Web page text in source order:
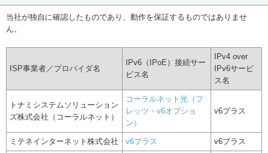
当社が独自に確認したものであり、動作を保証するものではありませ
ん。
ISP事業者／プロバイダ名
IPv6（IPoE）接続サー
ビス名
IPv4 over
IPv6サービ
ス名
トナミシステムソリューション
ズ株式会社（コーラルネット）
コーラルネット光（フ
レッツ・v6オプショ
ン）
v6プラス
ミテネインターネット株式会社 v6プラス v6プラス